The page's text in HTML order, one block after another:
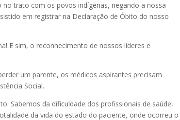
trato com os povos indígenas, negando a nossa
em registrar na Declaração de Óbito do nosso
E sim, o reconhecimento de nossos líderes e
um parente, os médicos aspirantes precisam
Social.
Sabemos da dificuldade dos profissionais de saúde,
da vida do estado do paciente, onde ocorreu o